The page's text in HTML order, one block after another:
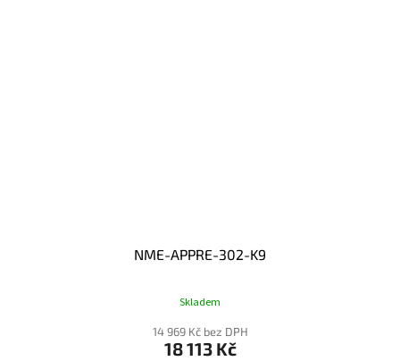
NME-APPRE-302-K9
Skladem
14 969 Kč bez DPH
18 113 Kč